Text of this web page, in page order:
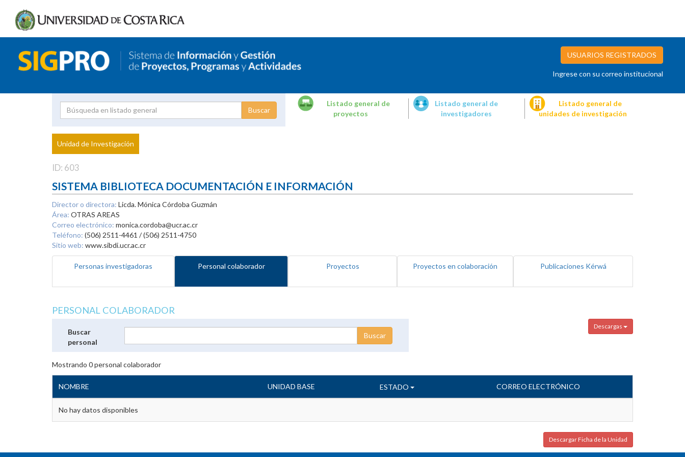
USUARIOS REGISTRADOS
Ingrese con su correo institucional
Proyecto
Investigador
Listado general de
proyectos
Listado general de
investigadores
Listado general de
unidades de investigación
Unidad de Investigación
ID: 603
SISTEMA BIBLIOTECA DOCUMENTACIÓN E INFORMACIÓN
Director o directora: Licda. Mónica Córdoba Guzmán
Área: OTRAS AREAS
Correo electrónico: monica.cordoba@ucr.ac.cr
Teléfono: (506) 2511-4461 / (506) 2511-4750
Sitio web: www.sibdi.ucr.ac.cr
Personas investigadoras Personal colaborador Proyectos Proyectos en colaboración Publicaciones Kérwá
PERSONAL COLABORADOR
Descargas
Buscar
personal
Mostrando 0personal colaborador
NOMBRE UNIDAD BASE ESTADO CORREO ELECTRÓNICO
No hay datos disponibles
Descargar Ficha de la Unidad